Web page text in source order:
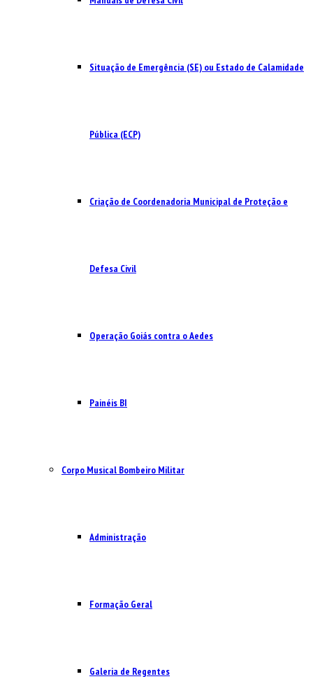
Situação de Emergência (SE) ou Estado de Calamidade
Pública (ECP)
Criação de Coordenadoria Municipal de Proteção e
Defesa Civil
Operação Goiás contra o Aedes
Painéis BI
Corpo Musical Bombeiro Militar
Administração
Formação Geral
Galeria de Regentes